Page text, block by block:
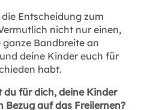
Entscheidung zum
nicht nur einen,
Bandbreite an
deine Kinder euch für
habt.
du für dich, deine Kinder
Bezug auf das Freilernen?